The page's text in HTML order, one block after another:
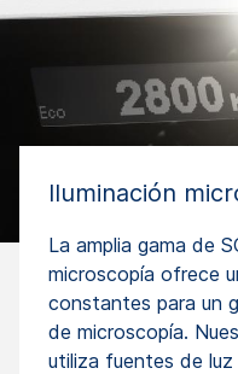
Iluminación
La amplia gama de
microscopía ofrece
constantes para un
de microscopía.
utiliza fuentes de